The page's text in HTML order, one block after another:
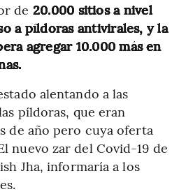
de 20.000 sitios a nivel
a píldoras antivirales, y la
agregar 10.000 más en
alentando a las
píldoras, que eran
de año pero cuya oferta
nuevo zar del Covid-19 de
Jha, informaría a los